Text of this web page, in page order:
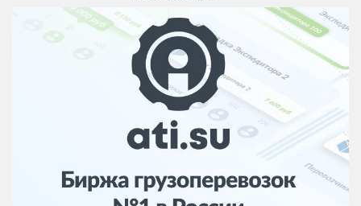
Региональная
логистика
ЭДО, ИТ в
логистике
Дороги,
инфраструктура
Логистика, грузы
Негабаритные и
опасные грузы